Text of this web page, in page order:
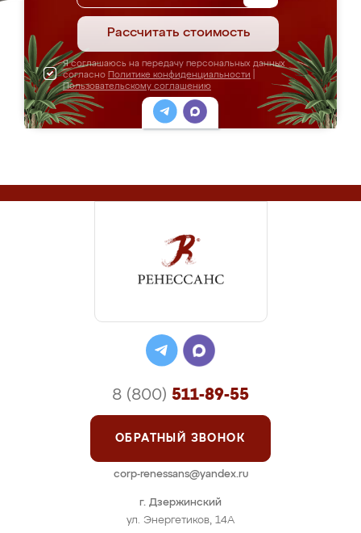
Рассчитать стоимость
Я соглашаюсь на передачу персональных данных
согласно Политике конфиденциальности
Пользовательскому соглашению
г. Дзержинский
ул. Энергетиков, 14А
8 (800) 511-89-55
ОБРАТНЫЙ ЗВОНОК
corp-renessans@yandex.ru